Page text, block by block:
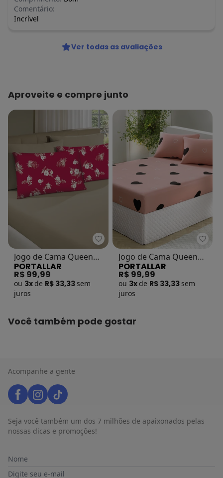
Comentário:
Incrível
Ver todas as avaliações
Aproveite e compre junto
Portallar - Jogo de Cama Queen
Jogo de Cama Queen
Floral 3 Peças
PORTALLAR
R$ 99,99
ou 3x de R$ 33,33 sem
juros
Jogo de Cama Queen
Corações Rosa 3 Peças
PORTALLAR
R$ 99,99
ou 3x de R$ 33,33 sem
juros
Você também pode gostar
Acompanhe a gente
Seja você também um dos 7 milhões de apaixonados pelas
nossas dicas e promoções!
Nome
Digite seu e-mail